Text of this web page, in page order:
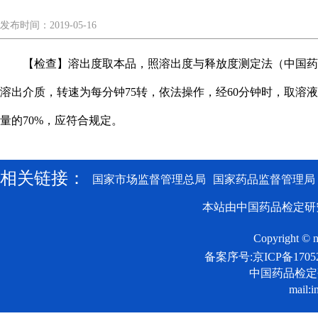
发布时间：2019-05-16
【检查】溶出度取本品，照溶出度与释放度测定法（中国
溶出介质，转速为每分钟75转，依法操作，经60分钟时，取溶
量的70%，应符合规定。
相关链接： 国家市场监督管理总局 国家药品监督管理局
本站由中国药品检定
Copyright ©
备案序号:京ICP备
中国药品检